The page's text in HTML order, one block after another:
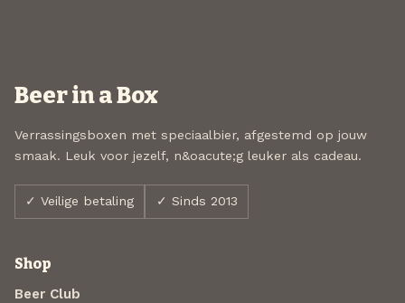
Beer in a Box
Verrassingsboxen met speciaalbier, afgestemd op jouw
smaak. Leuk voor jezelf, n&oacute;g leuker als cadeau.
✓ Veilige betaling ✓ Sinds 2013
Shop
Beer Club